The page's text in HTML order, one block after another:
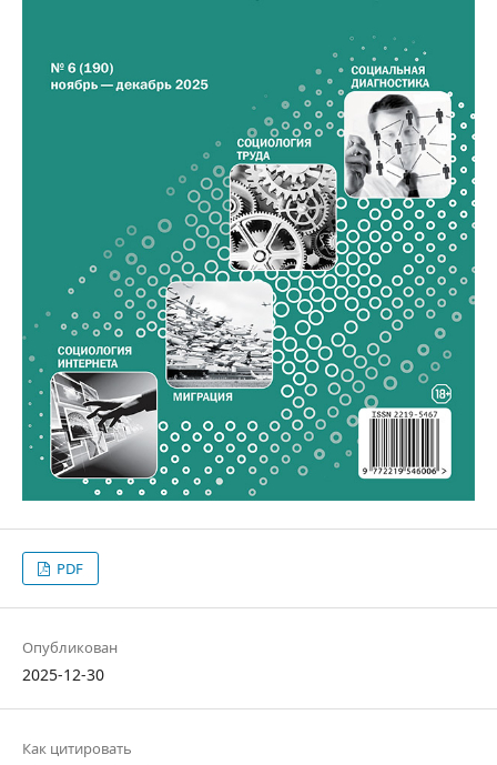
PDF
Опубликован
2025-12-30
Как цитировать